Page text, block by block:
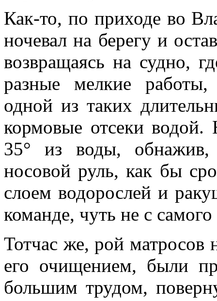
Как-то, по приходе во
ночевал на берегу и
возвращаясь на суд­но,
разные мелкие
одной из таких
кормовые отсеки
35° из воды, обнажив,
носовой руль, как бы
слоем водо­рослей и
команде, чуть не с
Тотчас же, рой матросов
его очищением, были
большим трудом,